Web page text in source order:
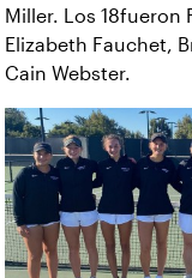
Miller. Los 18fueron
Elizabeth Fauchet,
Cain Webster.